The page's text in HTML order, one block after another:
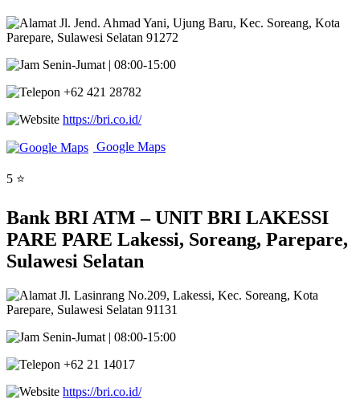
Jl. Jend. Ahmad Yani, Ujung Baru, Kec. Soreang, Kota
Parepare, Sulawesi Selatan 91272
Senin-Jumat | 08:00-15:00
+62 421 28782
https://bri.co.id/
Google Maps
5 ⭐
Bank BRI ATM – UNIT BRI LAKESSI
PARE PARE Lakessi, Soreang, Parepare,
Sulawesi Selatan
Jl. Lasinrang No.209, Lakessi, Kec. Soreang, Kota
Parepare, Sulawesi Selatan 91131
Senin-Jumat | 08:00-15:00
+62 21 14017
https://bri.co.id/